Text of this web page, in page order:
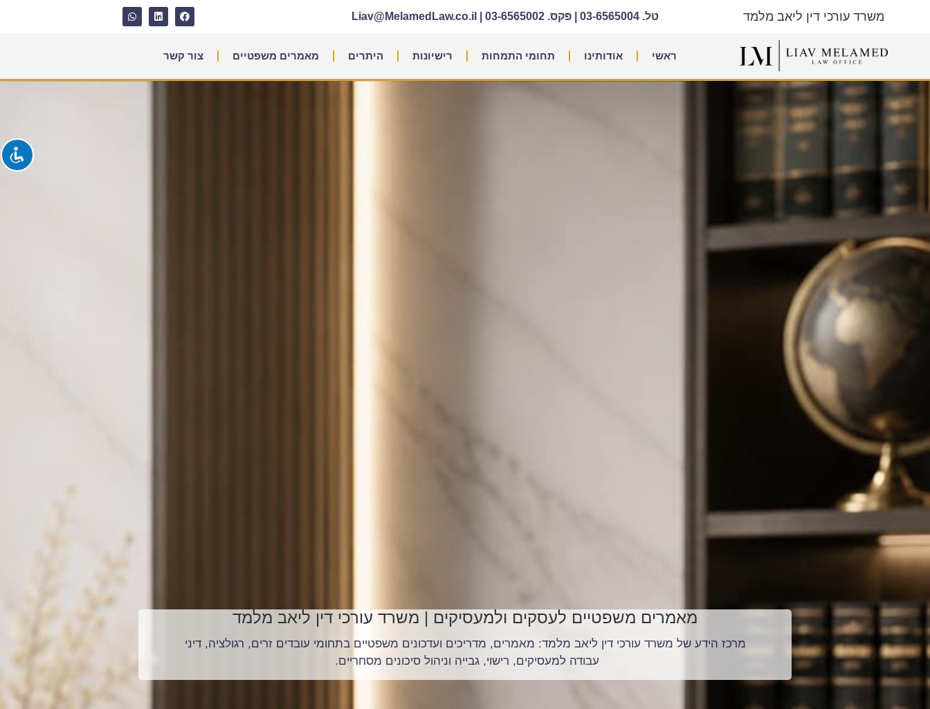
משרד עורכי דין ליאב מלמד טל. 03-6565004 | פקס. 03-6565002 |
Liav@MelamedLaw.co.il
ראשי אודותינו תחומי התמחות רישיונות היתרים מאמרים משפטיים צור קשר
מאמרים משפטיים לעסקים ולמעסיקים | משרד עורכי דין ליאב מלמד
מרכז הידע של משרד עורכי דין ליאב מלמד: מאמרים, מדריכים ועדכונים משפטיים בתחומי עובדים זרים, רגולציה, דיני
עבודה למעסיקים, רישוי, גבייה וניהול סיכונים מסחריים.